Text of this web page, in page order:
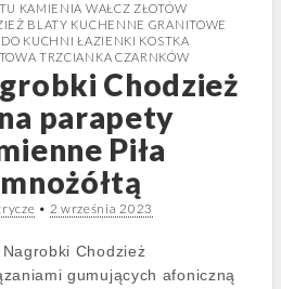
KAMIENIA WAŁCZ ZŁOTÓW
BLATY KUCHENNE GRANITOWE
KUCHNI ŁAZIENKI KOSTKA
TRZCIANKA CZARNKÓW
Chodzież
parapety
Piła
• 2 września 2023
Chodzież
gumujących afoniczną